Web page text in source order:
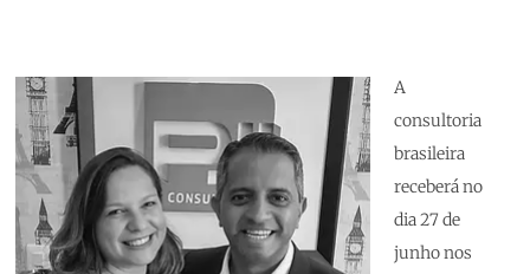
A
consultoria
brasileira
receberá no
dia 27 de
junho nos